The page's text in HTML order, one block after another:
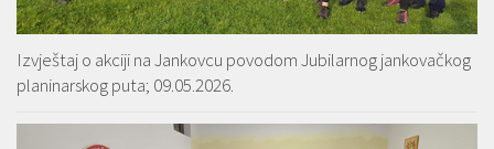
Izvještaj o akciji na Jankovcu povodom Jubilarnog jankovačkog
planinarskog puta; 09.05.2026.